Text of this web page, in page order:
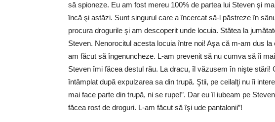
să spioneze. Eu am fost mereu 100% de partea lui Steven şi
încă şi astăzi. Sunt singurul care a încercat să-l păstreze în
procura drogurile şi am descoperit unde locuia. Stătea la
Steven. Nenorocitul acesta locuia între noi! Aşa că m-am dus
am făcut să îngenuncheze. L-am prevenit să nu cumva să îi
Steven îmi făcea destul rău. La dracu, îl văzusem în nişte stări!
întâmplat după expulzarea sa din trupă. Ştii, pe ceilalţi nu îi
mai face parte din trupă, ni se rupe!”. Dar eu îl iubeam pe
făcea rost de droguri. L-am făcut să îşi ude pantalonii”!